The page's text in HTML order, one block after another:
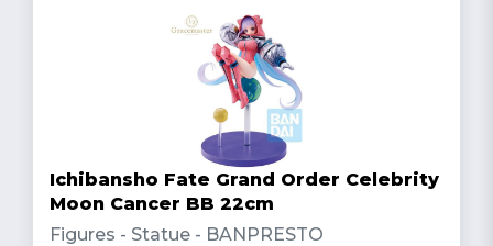
Ichibansho Fate Grand Order Celebrity
Moon Cancer BB 22cm
Figures - Statue - BANPRESTO